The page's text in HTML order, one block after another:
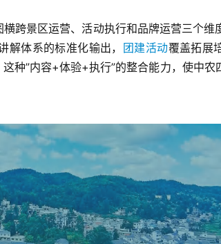
跨景区运营、活动执行和品牌运营三个维
体系的标准化输出，
团建活动覆盖拓展
种”内容+体验+执行”的整合能力，使中农